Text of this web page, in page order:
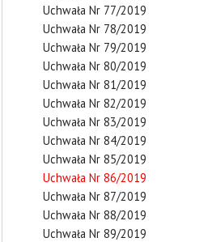
Uchwała Nr 77/2019
Uchwała Nr 78/2019
Uchwała Nr 79/2019
Uchwała Nr 80/2019
Uchwała Nr 81/2019
Uchwała Nr 82/2019
Uchwała Nr 83/2019
Uchwała Nr 84/2019
Uchwała Nr 85/2019
Uchwała Nr 86/2019
Uchwała Nr 87/2019
Uchwała Nr 88/2019
Uchwała Nr 89/2019